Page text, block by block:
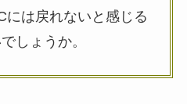
には戻れないと感じる
しょうか。